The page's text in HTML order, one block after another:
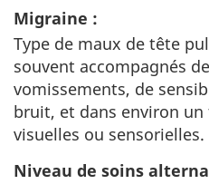
Migraine :
Type de maux de tête
souvent accompagnés
vomissements, de
bruit, et dans environ un
visuelles ou sensorielles.
Niveau de soins